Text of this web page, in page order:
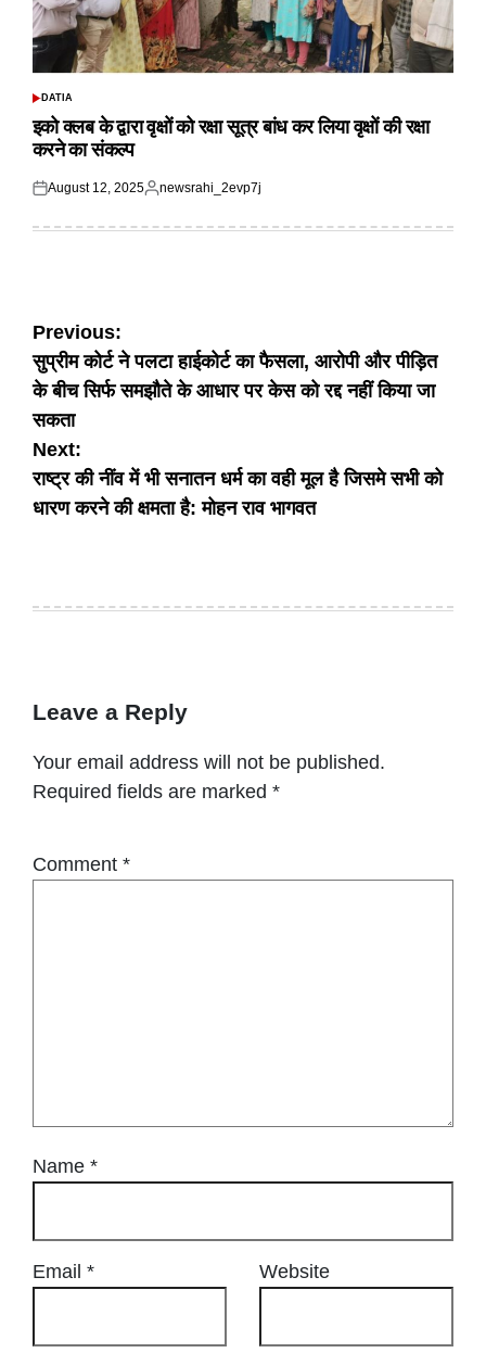
POSTED
DATIA
इको क्लब के द्वारा वृक्षों को रक्षा सूत्र बांध कर लिया वृक्षों की रक्षा
करने का संकल्प
Posted
August 12, 2025
Posted
newsrahi_2evp7j
Post
navigation
Previous:
सुप्रीम कोर्ट ने पलटा हाईकोर्ट का फैसला, आरोपी और पीड़ित
के बीच सिर्फ समझौते के आधार पर केस को रद्द नहीं किया जा
सकता
Next:
राष्ट्र की नींव में भी सनातन धर्म का वही मूल है जिसमे सभी को
धारण करने की क्षमता है: मोहन राव भागवत
Leave a Reply
Your email address will not be published.
Required fields are marked *
Comment *
Name *
Email * Website